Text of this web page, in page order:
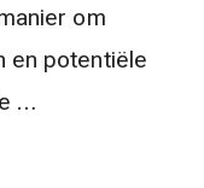
om
en potentiële
…